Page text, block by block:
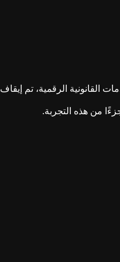
الرقمية، تم إيقاف
من هذه التجربة.